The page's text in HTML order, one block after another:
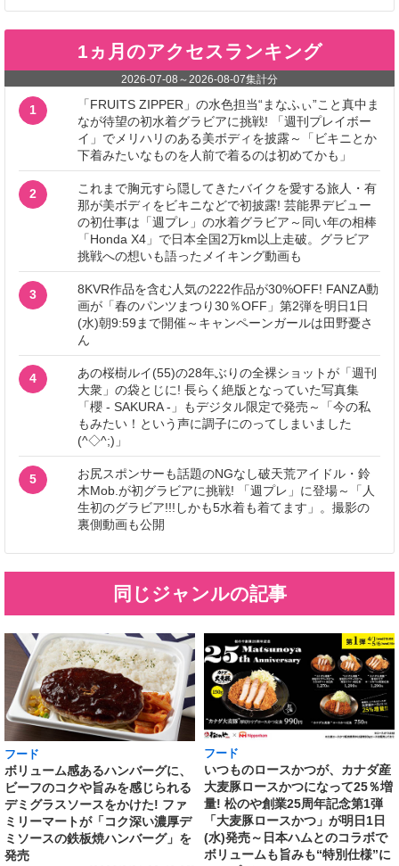
1ヵ月のアクセスランキング
2026-07-08 ～2026-08-07集計分
1
「FRUITS ZIPPER」の水色担当“まなふぃ”こと真中ま
なが待望の初水着グラビアに挑戦! 「週刊プレイボー
イ」でメリハリのある美ボディを披露～「ビキニとか
下着みたいなものを人前で着るのは初めてかも」
2
これまで胸元すら隠してきたバイクを愛する旅人・有
那が美ボディをビキニなどで初披露! 芸能界デビュー
の初仕事は「週プレ」の水着グラビア～同い年の相棒
「Honda X4」で日本全国2万km以上走破。グラビア
挑戦への想いも語ったメイキング動画も
3
8KVR作品を含む人気の222作品が30%OFF! FANZA動
画が「春のパンツまつり30％OFF」第2弾を明日1日
(水)朝9:59まで開催～キャンペーンガールは田野憂さ
ん
4
あの桜樹ルイ(55)の28年ぶりの全裸ショットが「週刊
大衆」の袋とじに! 長らく絶版となっていた写真集
「櫻 - SAKURA -」もデジタル限定で発売～「今の私
もみたい！という声に調子にのってしまいました
(^◇^;)」
5
お尻スポンサーも話題のNGなし破天荒アイドル・鈴
木Mob.が初グラビアに挑戦! 「週プレ」に登場～「人
生初のグラビア!!!しかも5水着も着てます」。撮影の
裏側動画も公開
同じジャンルの記事
フード
ボリューム感あるハンバーグに、
ビーフのコクや旨みを感じられる
デミグラスソースをかけた! ファ
ミリーマートが「コク深い濃厚デ
ミソースの鉄板焼ハンバーグ」を
発売
フード
いつものロースかつが、カナダ産
大麦豚ロースかつになって25％増
量! 松のや創業25周年記念第1弾
「大麦豚ロースかつ」が明日1日
(水)発売～日本ハムとのコラボで
ボリュームも旨みも“特別仕様”に